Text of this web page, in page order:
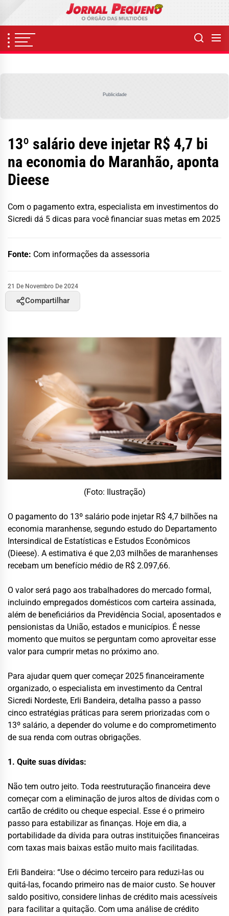
content
Publicidade
13º salário deve injetar R$ 4,7 bi
na economia do Maranhão, aponta
Dieese
Com o pagamento extra, especialista em investimentos do
Sicredi dá 5 dicas para você financiar suas metas em 2025
Fonte: Com informações da assessoria
21 De Novembro De 2024
Compartilhar
(Foto: Ilustração)
O pagamento do 13º salário pode injetar R$ 4,7 bilhões na
economia maranhense, segundo estudo do Departamento
Intersindical de Estatísticas e Estudos Econômicos
(Dieese). A estimativa é que 2,03 milhões de maranhenses
recebam um benefício médio de R$ 2.097,66.
O valor será pago aos trabalhadores do mercado formal,
incluindo empregados domésticos com carteira assinada,
além de beneficiários da Previdência Social, aposentados e
pensionistas da União, estados e municípios. É nesse
momento que muitos se perguntam como aproveitar esse
valor para cumprir metas no próximo ano.
Para ajudar quem quer começar 2025 financeiramente
organizado, o especialista em investimento da Central
Sicredi Nordeste, Erli Bandeira, detalha passo a passo
cinco estratégias práticas para serem priorizadas com o
13º salário, a depender do volume e do comprometimento
de sua renda com outras obrigações.
1. Quite suas dívidas:
Não tem outro jeito. Toda reestruturação financeira deve
começar com a eliminação de juros altos de dívidas com o
cartão de crédito ou cheque especial. Esse é o primeiro
passo para estabilizar as finanças. Hoje em dia, a
portabilidade da dívida para outras instituições financeiras
com taxas mais baixas estão muito mais facilitadas.
Erli Bandeira: “Use o décimo terceiro para reduzi-las ou
quitá-las, focando primeiro nas de maior custo. Se houver
saldo positivo, considere linhas de crédito mais acessíveis
para facilitar a quitação. Com uma análise de crédito